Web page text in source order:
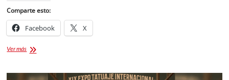
Comparte esto:
Facebook X
Ver másCIERRES
EL